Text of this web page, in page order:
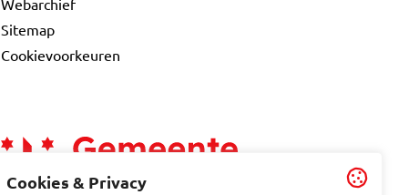
Cookies & Privacy
Webarchief
Sitemap
Cookievoorkeuren